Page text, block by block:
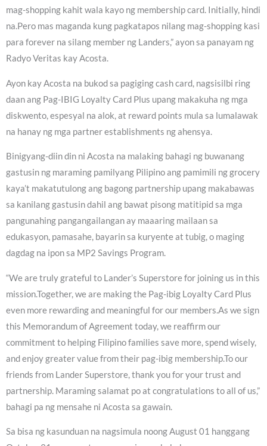
mag-shopping kahit wala kayo ng membership card. Initially, hindi
na.Pero mas maganda kung pagkatapos nilang mag-shopping kasi
para forever na silang member ng Landers,” ayon sa panayam ng
Radyo Veritas kay Acosta.
Ayon kay Acosta na bukod sa pagiging cash card, nagsisilbi ring
daan ang Pag-IBIG Loyalty Card Plus upang makakuha ng mga
diskwento, espesyal na alok, at reward points mula sa lumalawak
na hanay ng mga partner establishments ng ahensya.
Binigyang-diin din ni Acosta na malaking bahagi ng buwanang
gastusin ng maraming pamilyang Pilipino ang pamimili ng grocery
kaya’t makatutulong ang bagong partnership upang makabawas
sa kanilang gastusin dahil ang bawat pisong matitipid sa mga
pangunahing pangangailangan ay maaaring mailaan sa
edukasyon, pamasahe, bayarin sa kuryente at tubig, o maging
dagdag na ipon sa MP2 Savings Program.
“We are truly grateful to Lander’s Superstore for joining us in this
mission.Together, we are making the Pag-ibig Loyalty Card Plus
even more rewarding and meaningful for our members.As we sign
this Memorandum of Agreement today, we reaffirm our
commitment to helping Filipino families save more, spend wisely,
and enjoy greater value from their pag-ibig membership.To our
friends from Lander Superstore, thank you for your trust and
partnership. Maraming salamat po at congratulations to all of us,”
bahagi pa ng mensahe ni Acosta sa gawain.
Sa bisa ng kasunduan na nagsimula noong August 01 hanggang